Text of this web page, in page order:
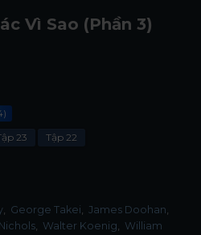
Vì Sao (Phần 3)
23
Tập 22
George Takei
James Doohan
Walter Koenig
William